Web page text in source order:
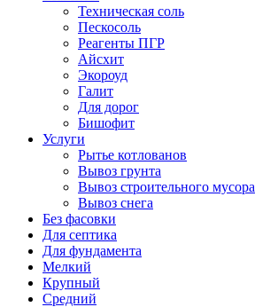
Техническая соль
Пескосоль
Реагенты ПГР
Айсхит
Экороуд
Галит
Для дорог
Бишофит
Услуги
Рытье котлованов
Вывоз грунта
Вывоз строительного мусора
Вывоз снега
Без фасовки
Для септика
Для фундамента
Мелкий
Крупный
Средний